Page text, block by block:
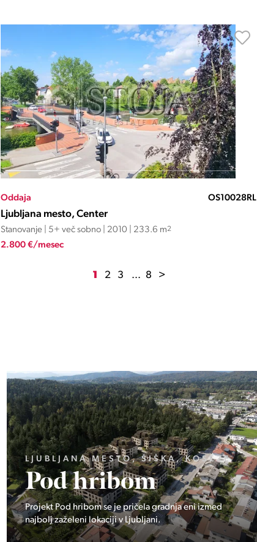
Oddaja OS10028RL
Ljubljana mesto, Center
Stanovanje | 5+ več sobno | 2010 | 233.6 m2
2.800 €/mesec
1 2 3 ... 8 >
GORENJSKA, BOHINJ, GORELJEK
Pokljuka
Ekskluzivno pri Stoji: Edinstvena priložnost v osrčju
Triglavskega narodnega parka – Pokljuka